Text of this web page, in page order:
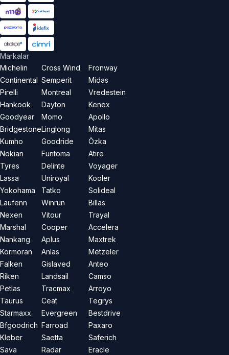
Markalar
Michelin
Continental
Pirelli
Hankook
Goodyear
Bridgestone
Kumho
Nokian
Tyres
Lassa
Yokohama
Laufenn
Nexen
Marshal
Nankang
Kormoran
Falken
Riken
Petlas
Taurus
Starmaxx
Bfgoodrich
Kleber
Sava
Cross Wind
Semperit
Montreal
Dayton
Momo
Linglong
Goodride
Funtoma
Delinte
Uniroyal
Tatko
Winrun
Vitour
Cooper
Aplus
Anlas
Gislaved
Landsail
Tracmax
Ceat
Evergreen
Farroad
Saetta
Radar
Fronway
Midas
Vredestein
Kenex
Apollo
Mitas
Özka
Atire
Voyager
Kooler
Solideal
Billas
Trayal
Accelera
Maxtrek
Metzeler
Anteo
Camso
Arroyo
Tegrys
Bestdrive
Paxaro
Saferich
Eracle